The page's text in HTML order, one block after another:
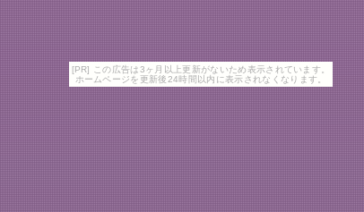
[PR] この広告は3ヶ月以上更新がないため表示されています。
ホームページを更新後24時間以内に表示されなくなります。